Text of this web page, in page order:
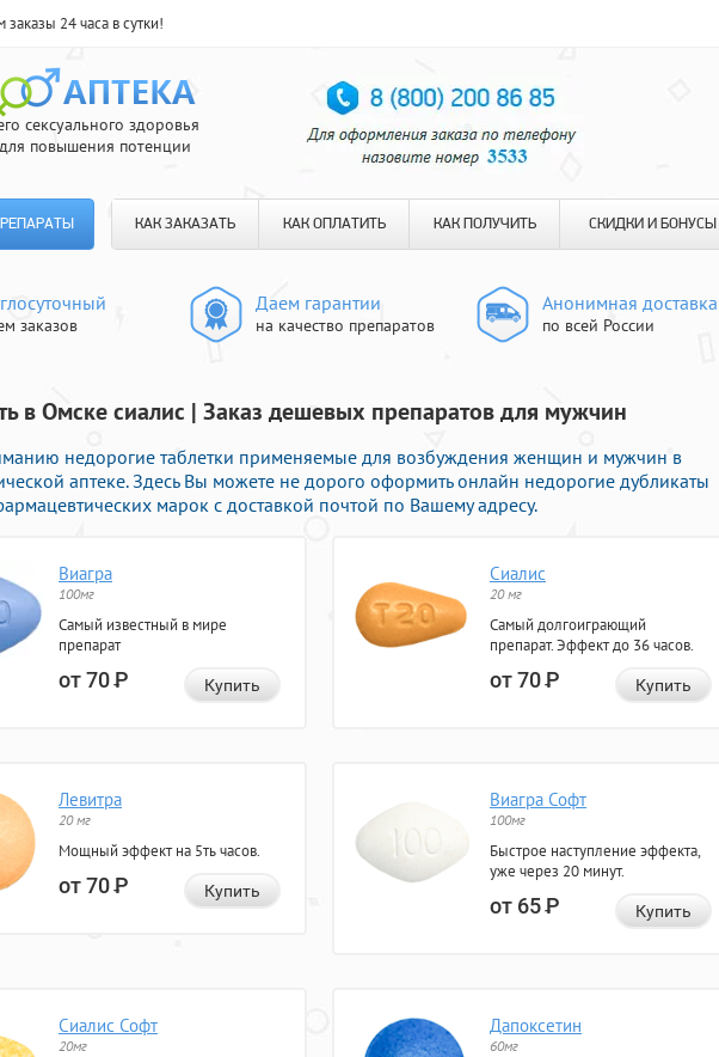
24 часа в сутки!
сексуального здоровья
повышения потенции
КАК ЗАКАЗАТЬ КАК ОПЛАТИТЬ КАК ПОЛУЧИТЬ СКИДКИ И БОНУСЫ
заказов
Даем гарантии
на качество препаратов
Анонимная доставка
по всей России
в Омске сиалис | Заказ дешевых препаратов для мужчин
недорогие таблетки применяемые для возбуждения женщин и мужчин в
аптеке. Здесь Вы можете не дорого оформить онлайн недорогие дубликаты
марок с доставкой почтой по Вашему адресу.
Виагра
100мг
Самый известный в мире
препарат
от 70Р Купить
Сиалис
20 мг
Самый долгоиграющий
препарат. Эффект до 36 часов.
от 70Р Купить
Левитра
20 мг
Мощный эффект на 5ть часов.
от 70Р Купить
Виагра Софт
100мг
Быстрое наступление эффекта,
уже через 20 минут.
от 65Р Купить
Сиалис Софт
20мг
Дапоксетин
60мг